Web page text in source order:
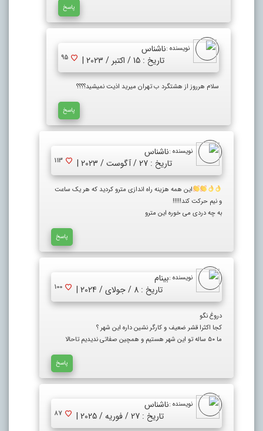
پاسخ
نویسنده :ناشناس
تاریخ : 15 / اکتبر / 2023 |
95
سلام هرروز از هشتگرد ب تهران میرید اذیت نمیشید؟؟؟؟
پاسخ
نویسنده :ناشناس
تاریخ : 27 / آگوست / 2023 |
113
این همه هزینه راه اندازی مترو کردید که هر یک ساعت
و نیم حرکت کند!!!!!
به چه دردی می خوره این مترو
پاسخ
نویسنده :بینام
تاریخ : 8 / جولای / 2024 |
100
دروغ نگو
کجا اکثرا قشر ضعیف و کارگر نشین داره این شهر ؟
ما ۵۰ ساله تو این شهر هستیم و همچین صفاتی ندیدیم تاحالا
پاسخ
نویسنده :ناشناس
تاریخ : 27 / فوریه / 2025 |
87